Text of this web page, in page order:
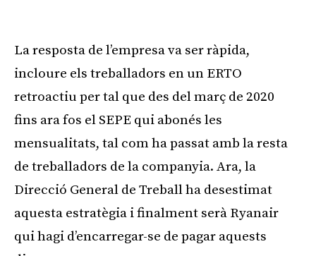
La resposta de l’empresa va ser ràpida,
incloure els treballadors en un ERTO
retroactiu per tal que des del març de 2020
fins ara fos el SEPE qui abonés les
mensualitats, tal com ha passat amb la resta
de treballadors de la companyia. Ara, la
Direcció General de Treball ha desestimat
aquesta estratègia i finalment serà Ryanair
qui hagi d’encarregar-se de pagar aquests